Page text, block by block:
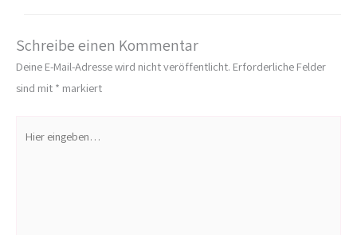
Schreibe einen Kommentar
Deine E-Mail-Adresse wird nicht veröffentlicht. Erforderliche Felder
sind mit * markiert
eingeben…